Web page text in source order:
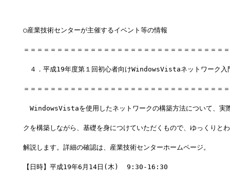
○産業技術センターが主催するイベント等の情報
＝＝＝＝＝＝＝＝＝＝＝＝＝＝＝＝＝＝＝＝＝＝＝＝＝＝＝＝＝＝
４．平成19年度第１回初心者向けWindowsVistaネットワーク入
＝＝＝＝＝＝＝＝＝＝＝＝＝＝＝＝＝＝＝＝＝＝＝＝＝＝＝＝＝＝
WindowsVistaを使用したネットワークの構築方法について、実
クを構築しながら、基礎を身につけていただくもので、ゆっくりと
解説します。詳細の確認は、産業技術センターホームページ。
【日時】平成19年6月14日(木)  9:30-16:30